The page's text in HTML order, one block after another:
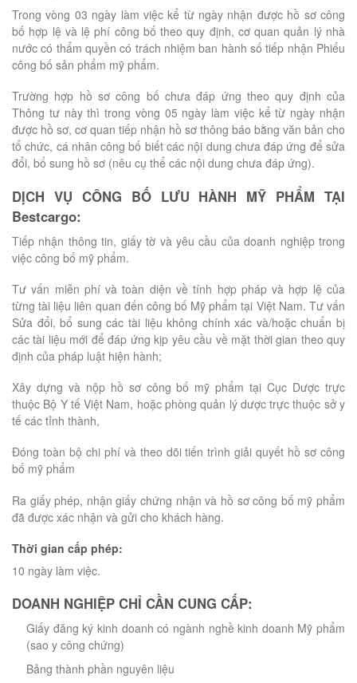
Trong vòng 03 ngày làm việc kể từ ngày nhận được hồ sơ công
bố hợp lệ và lệ phí công bố theo quy định, cơ quan quản lý nhà
nước có thẩm quyền có trách nhiệm ban hành số tiếp nhận Phiếu
công bố sản phẩm mỹ phẩm.
Trường hợp hồ sơ công bố chưa đáp ứng theo quy định của
Thông tư này thì trong vòng 05 ngày làm việc kể từ ngày nhận
được hồ sơ, cơ quan tiếp nhận hồ sơ thông báo bằng văn bản cho
tổ chức, cá nhân công bố biết các nội dung chưa đáp ứng để sửa
đổi, bổ sung hồ sơ (nêu cụ thể các nội dung chưa đáp ứng).
DỊCH VỤ CÔNG BỐ LƯU HÀNH MỸ PHẨM TẠI
Bestcargo:
Tiếp nhận thông tin, giấy tờ và yêu cầu của doanh nghiệp trong
việc công bố mỹ phẩm.
Tư vấn miễn phí và toàn diện về tính hợp pháp và hợp lệ của
từng tài liệu liên quan đến công bố Mỹ phẩm tại Việt Nam. Tư vấn
Sửa đổi, bổ sung các tài liệu không chính xác và/hoặc chuẩn bị
các tài liệu mới để đáp ứng kịp yêu cầu về mặt thời gian theo quy
định của pháp luật hiện hành;
Xây dựng và nộp hồ sơ công bố mỹ phẩm tại Cục Dược trực
thuộc Bộ Y tế Việt Nam, hoặc phòng quản lý dược trực thuộc sở y
tế các tỉnh thành,
Đóng toàn bộ chi phí và theo dõi tiến trình giải quyết hồ sơ công
bố mỹ phẩm
Ra giấy phép, nhận giấy chứng nhận và hồ sơ công bố mỹ phẩm
đã được xác nhận và gửi cho khách hàng.
Thời gian cấp phép:
10 ngày làm việc.
DOANH NGHIỆP CHỈ CẦN CUNG CẤP:
Giấy đăng ký kinh doanh có ngành nghề kinh doanh Mỹ phẩm
(sao y công chứng)
Bảng thành phần nguyên liệu